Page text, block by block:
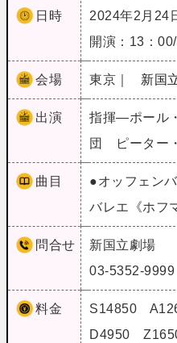
日時
2024年2月24
開演：13：
会場 東京｜ 新国
出演
指揮―ポール
団 ピーター
曲目
●オッフェン
バレエ《ホフ
問合せ
新国立劇場
03-5352-9999
料金
S14850
D4950